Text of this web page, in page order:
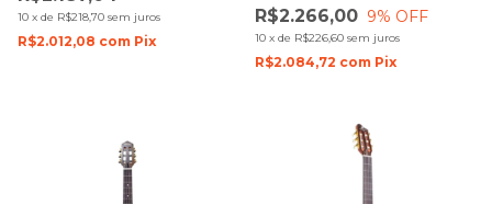
10 x de R$218,70 sem juros
R$2.012,08 com Pix
R$2.266,00 9% OFF
10 x de R$226,60 sem juros
R$2.084,72 com Pix